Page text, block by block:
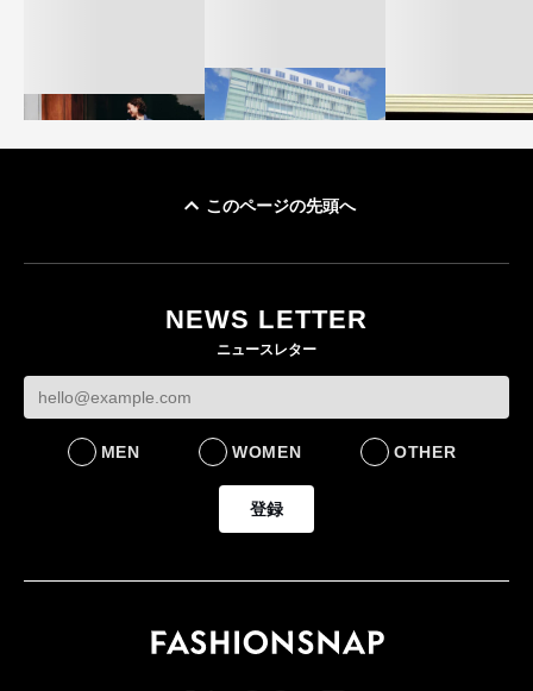
ケットなど7型を発売
FASHION
このページの先頭へ
NEWS LETTER
ニュースレター
MEN WOMEN OTHER
登録